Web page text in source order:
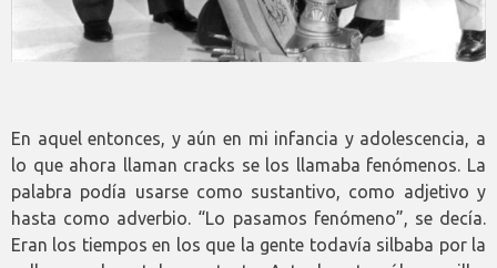
En aquel entonces, y aún en mi infancia y adolescencia, a
lo que ahora llaman cracks se los llamaba fenómenos. La
palabra podía usarse como sustantivo, como adjetivo y
hasta como adverbio. “Lo pasamos fenómeno”, se decía.
Eran los tiempos en los que la gente todavía silbaba por la